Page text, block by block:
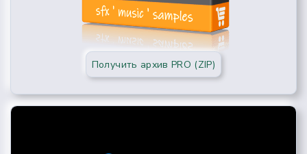
Получить архив PRO (ZIP)